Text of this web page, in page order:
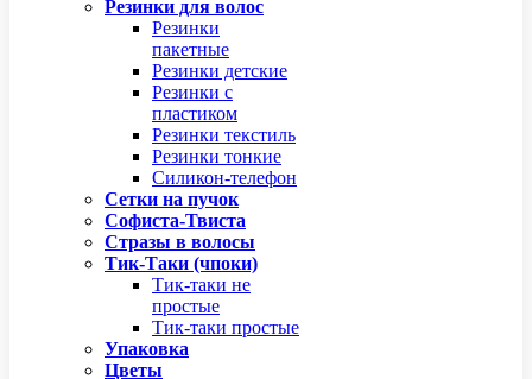
Резинки для волос
Резинки
пакетные
Резинки детские
Резинки с
пластиком
Резинки текстиль
Резинки тонкие
Силикон-телефон
Сетки на пучок
Софиста-Твиста
Стразы в волосы
Тик-Таки (чпоки)
Тик-таки не
простые
Тик-таки простые
Упаковка
Цветы